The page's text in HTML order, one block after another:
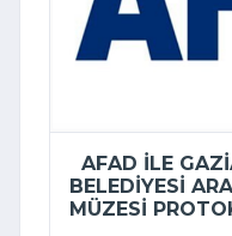
AFAD ILE
BELEDIYESI
MÜZESI